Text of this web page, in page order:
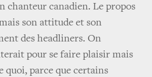
chanteur canadien. Le propos
son attitude et son
des headliners. On
pour se faire plaisir mais
quoi, parce que certains